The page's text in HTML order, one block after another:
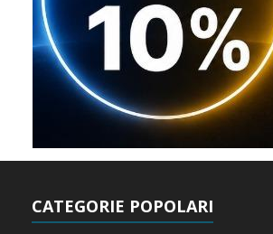
CATEGORIE POPOLARI